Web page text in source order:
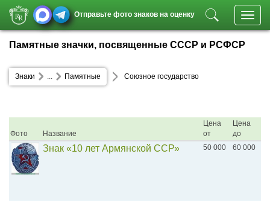
Отправьте фото знаков на оценку
Памятные значки, посвященные СССР и РСФСР
Знаки Памятные
... Союзное государство
Фото Название
Цена
от
Цена
до
Знак «10 лет Армянской ССР» 50 000 60 000